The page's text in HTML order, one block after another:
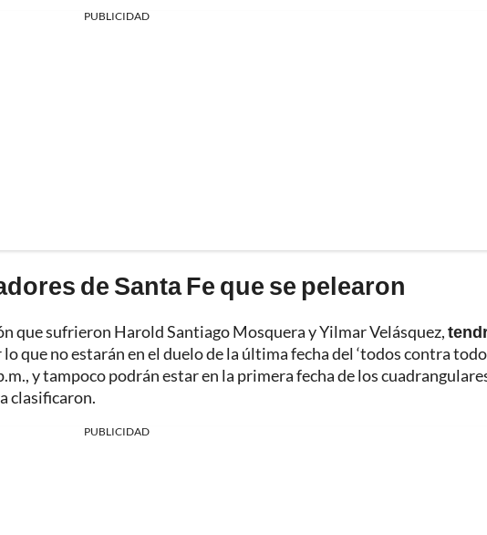
PUBLICIDAD
de Santa Fe que se pelearon
que sufrieron Harold Santiago Mosquera y Yilmar Velásquez,
lo que no estarán en el duelo de la última fecha del ‘todos contra
y tampoco podrán estar en la primera fecha de los
clasificaron.
PUBLICIDAD